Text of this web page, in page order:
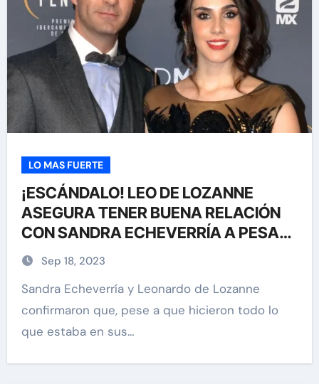
LO MAS FUERTE
¡ESCÁNDALO! LEO DE LOZANNE
ASEGURA TENER BUENA RELACIÓN
CON SANDRA ECHEVERRÍA A PESAR
DE SU RUPTURA DEFINITIVA
Sep 18, 2023
Sandra Echeverría y Leonardo de Lozanne
confirmaron que, pese a que hicieron todo lo
que estaba en sus…